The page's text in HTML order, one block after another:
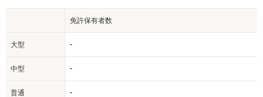
免許保有者数
大型 -
中型 -
普通 -